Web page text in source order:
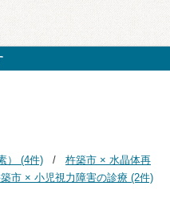
） (4件)
杵築市 × 水晶体再
市 × 小児視力障害の診療 (2件)